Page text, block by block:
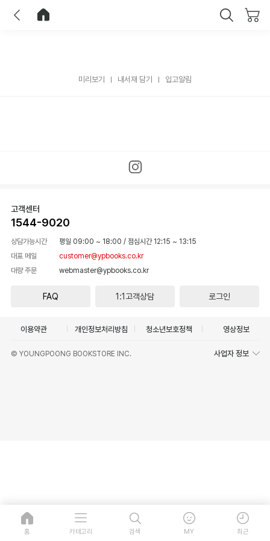
미리보기 내서재 담기 입고알림
고객센터
1544-9020
상담가능시간 평일 09:00 ~ 18:00 / 점심시간 12:15 ~ 13:15
대표 메일
customer@ypbooks.co.kr
대량 주문
webmaster@ypbooks.co.kr
FAQ 1:1고객상담 로그인
이용약관 개인정보처리방침 청소년보호정책 영상정보
© YOUNGPOONG BOOKSTORE INC. 사업자 정보
홈 카테고리 검색 MY 최근